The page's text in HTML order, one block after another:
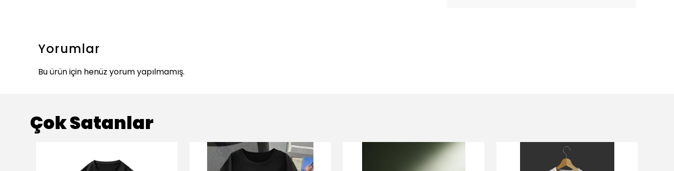
Yorumlar
Bu ürün için henüz yorum yapılmamış.
Çok Satanlar